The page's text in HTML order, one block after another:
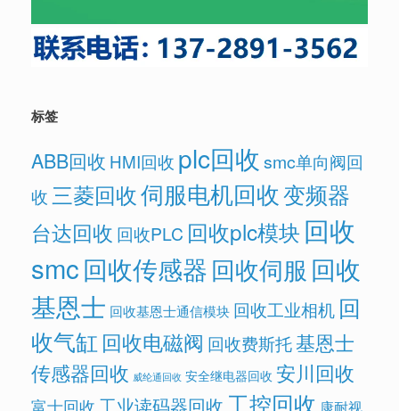
标签
ABB回收 HMI回收 plc回收 smc单向阀回
收三菱回收伺服电机回收变频器
台达回收 回收PLC 回收plc模块 回收
smc回收传感器回收伺服 回收
基恩士 回收基恩士通信模块 回收工业相机 回
收气缸 回收电磁阀 回收费斯托基恩士
传感器回收 威纶通回收 安全继电器回收 安川回收
富士回收工业读码器回收工控回收